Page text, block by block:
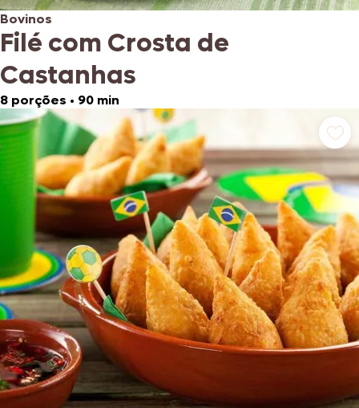
Bovinos
Filé com Crosta de
Castanhas
8 porções • 90 min